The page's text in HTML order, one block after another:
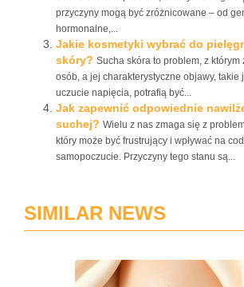
przyczyny mogą być zróżnicowane – od
hormonalne,...
Jakie kosmetyki wybrać do
skóry? Sucha skóra to problem, z którym
osób, a jej charakterystyczne objawy, takie
uczucie napięcia, potrafią być...
Jak zapewnić odpowiednie
suchej? Wielu z nas zmaga się z
który może być frustrujący i wpływać na
samopoczucie. Przyczyny tego stanu są...
SIMILAR NEWS